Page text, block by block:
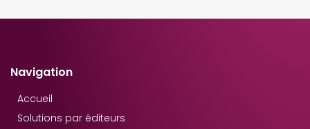
Navigation
Accueil
Solutions par éditeurs